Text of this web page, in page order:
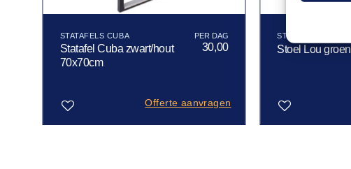
STATAFELS CUBA
Statafel Cuba zwart/hout
70x70cm
30,00
Offerte aanvragen
STOEL LOU
Stoel Lou groen